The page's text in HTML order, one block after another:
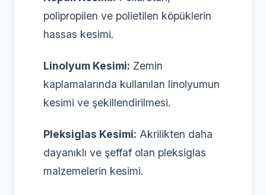
polipropilen ve polietilen köpüklerin
hassas kesimi.
Linolyum Kesimi: Zemin
kaplamalarında kullanılan linolyumun
kesimi ve şekillendirilmesi.
Pleksiglas Kesimi: Akrilikten daha
dayanıklı ve şeffaf olan pleksiglas
malzemelerin kesimi.